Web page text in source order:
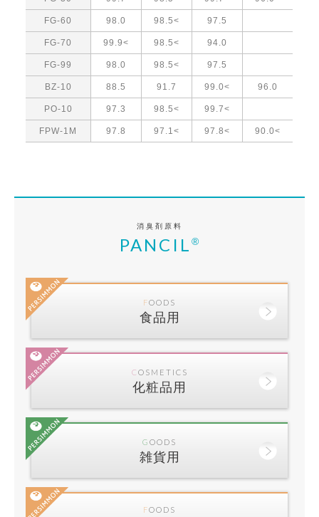
FG-60 98.0 98.5< 97.5
FG-70 99.9< 98.5< 94.0
FG-99 98.0 98.5< 97.5
BZ-10 88.5 91.7 99.0< 96.0
PO-10 97.3 98.5< 99.7<
FPW-1M 97.8 97.1< 97.8< 90.0<
消臭剤原料
PANCIL ®
FOODS
食品用
COSMETICS
化粧品用
GOODS
雑貨用
FOODS